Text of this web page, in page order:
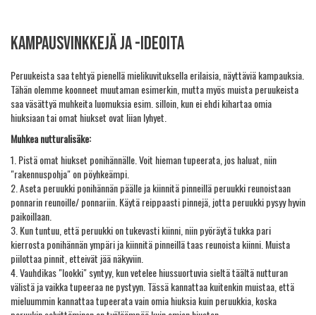
Kampausvinkkejä ja -ideoita
Peruukeista saa tehtyä pienellä mielikuvituksella erilaisia, näyttäviä kampauksia.
Tähän olemme koonneet muutaman esimerkin, mutta myös muista peruukeista
saa väsättyä muhkeita luomuksia esim. silloin, kun ei ehdi kihartaa omia
hiuksiaan tai omat hiukset ovat liian lyhyet.
Muhkea nutturalisäke:
1. Pistä omat hiukset ponihännälle. Voit hieman tupeerata, jos haluat, niin
"rakennuspohja" on pöyhkeämpi.
2. Aseta peruukki ponihännän päälle ja kiinnitä pinneillä peruukki reunoistaan
ponnarin reunoille/ ponnariin. Käytä reippaasti pinnejä, jotta peruukki pysyy hyvin
paikoillaan.
3. Kun tuntuu, että peruukki on tukevasti kiinni, niin pyöräytä tukka pari
kierrosta ponihännän ympäri ja kiinnitä pinneillä taas reunoista kiinni. Muista
piilottaa pinnit, etteivät jää näkyviin.
4. Vauhdikas "lookki" syntyy, kun vetelee hiussuortuvia sieltä täältä nutturan
välistä ja vaikka tupeeraa ne pystyyn. Tässä kannattaa kuitenkin muistaa, että
mieluummin kannattaa tupeerata vain omia hiuksia kuin peruukkia, koska